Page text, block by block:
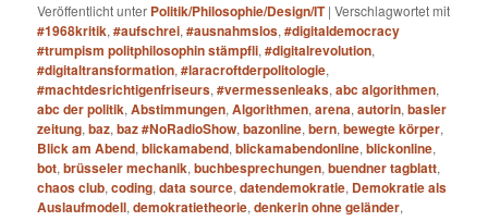
Veröffentlicht unter Politik/Philosophie/Design/IT |Verschlagwortet mit
#1968kritik,#aufschrei,#ausnahmslos,#digitaldemocracy
#trumpism politphilosophin stämpfli,#digitalrevolution,
#digitaltransformation,#laracroftderpolitologie,
#machtdesrichtigenfriseurs,#vermessenleaks,abc algorithmen,
abc der politik,Abstimmungen,Algorithmen,arena,autorin,basler
zeitung,baz,baz #NoRadioShow,bazonline,bern,bewegte körper,
Blick am Abend,blickamabend,blickamabendonline,blickonline,
bot,brüsseler mechanik,buchbesprechungen,buendner tagblatt,
chaos club,coding,data source,datendemokratie, Demokratie als
Auslaufmodell,demokratietheorie,denkerin ohne geländer,